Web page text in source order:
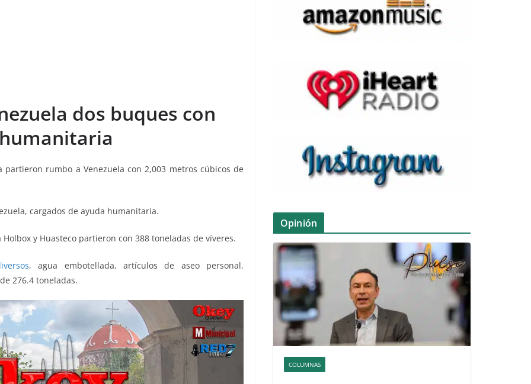
dos buques con
rumbo a Venezuela con 2,003 metros cúbicos de
cargados de ayuda humanitaria.
y Huasteco partieron con 388 toneladas de víveres.
, agua embotellada, artículos de aseo personal,
276.4 toneladas.
Opinión
COLUMNAS